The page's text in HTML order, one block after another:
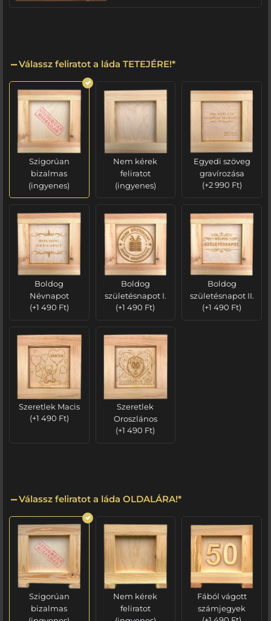
Válassz feliratot a láda TETEJÉRE!*
Szigorúan
bizalmas
(ingyenes)
Nem kérek
feliratot
(ingyenes)
Egyedi szöveg
gravírozása
(+2 990 Ft)
Boldog
Névnapot
(+1 490 Ft)
Boldog
születésnapot I.
(+1 490 Ft)
Boldog
születésnapot II.
(+1 490 Ft)
Szeretlek Macis
(+1 490 Ft)
Szeretlek
Oroszlános
(+1 490 Ft)
Válassz feliratot a láda OLDALÁRA!*
Szigorúan
bizalmas
Nem kérek
feliratot
Fából vágott
számjegyek